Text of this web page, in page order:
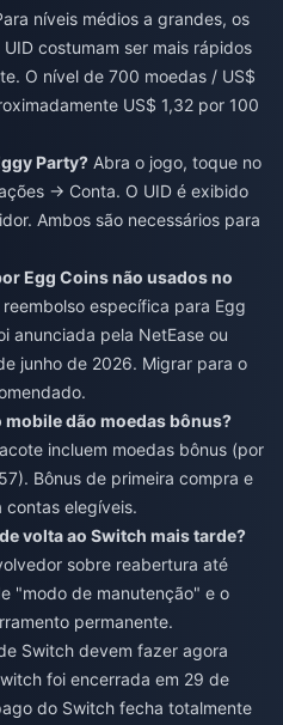
níveis médios a grandes, os
costumam ser mais rápidos
O nível de 700 moedas / US$
US$ 1,32 por 100
Party? Abra o jogo, toque no
→ Conta. O UID é exibido
Ambos são necessários para
Egg Coins não usados no
específica para Egg
anunciada pela NetEase ou
junho de 2026. Migrar para o
dão moedas bônus?
incluem moedas bônus (por
Bônus de primeira compra e
contas elegíveis.
volta ao Switch mais tarde?
sobre reabertura até
"modo de manutenção" e o
permanente.
Switch devem fazer agora
foi encerrada em 29 de
do Switch fecha totalmente